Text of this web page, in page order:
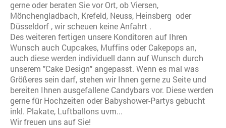
gerne oder beraten Sie vor Ort, ob Viersen,
Mönchengladbach, Krefeld, Neuss, Heinsberg oder
Düsseldorf , wir scheuen keine Anfahrt .
Des weiteren fertigen unsere Konditoren auf Ihren
Wunsch auch Cupcakes, Muffins oder Cakepops an,
auch diese werden individuell dann auf Wunsch durch
unserem "Cake Design" angepasst. Wenn es mal was
Größeres sein darf, stehen wir Ihnen gerne zu Seite und
bereiten Ihnen ausgefallene Candybars vor. Diese werden
gerne für Hochzeiten oder Babyshower-Partys gebucht
inkl. Plakate, Luftballons uvm...
Wir freuen uns auf Sie!